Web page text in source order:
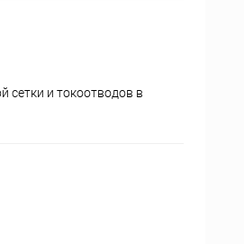
сетки и токоотводов в